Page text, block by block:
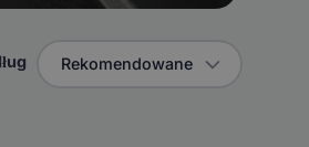
Rekomendowane